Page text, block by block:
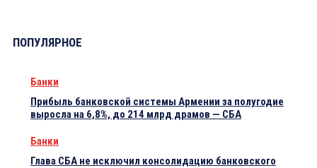
ПОПУЛЯРНОЕ
Банки
Прибыль банковской системы Армении за полугодие
выросла на 6,8%, до 214 млрд драмов — СБА
Банки
Глава СБА не исключил консолидацию банковского